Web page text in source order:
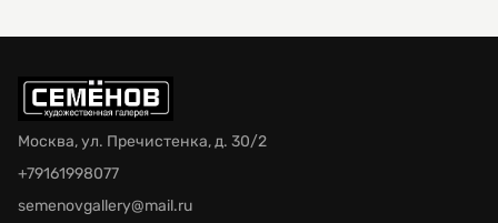
Москва, ул. Пречистенка, д. 30/2
+79161998077
semenovgallery@mail.ru